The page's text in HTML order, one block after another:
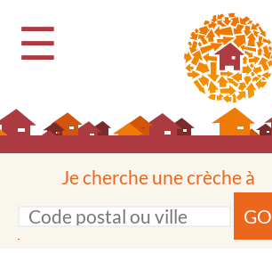
☰
Je cherche une crèche à
GO